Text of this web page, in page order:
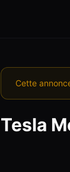
Cette
Tesla